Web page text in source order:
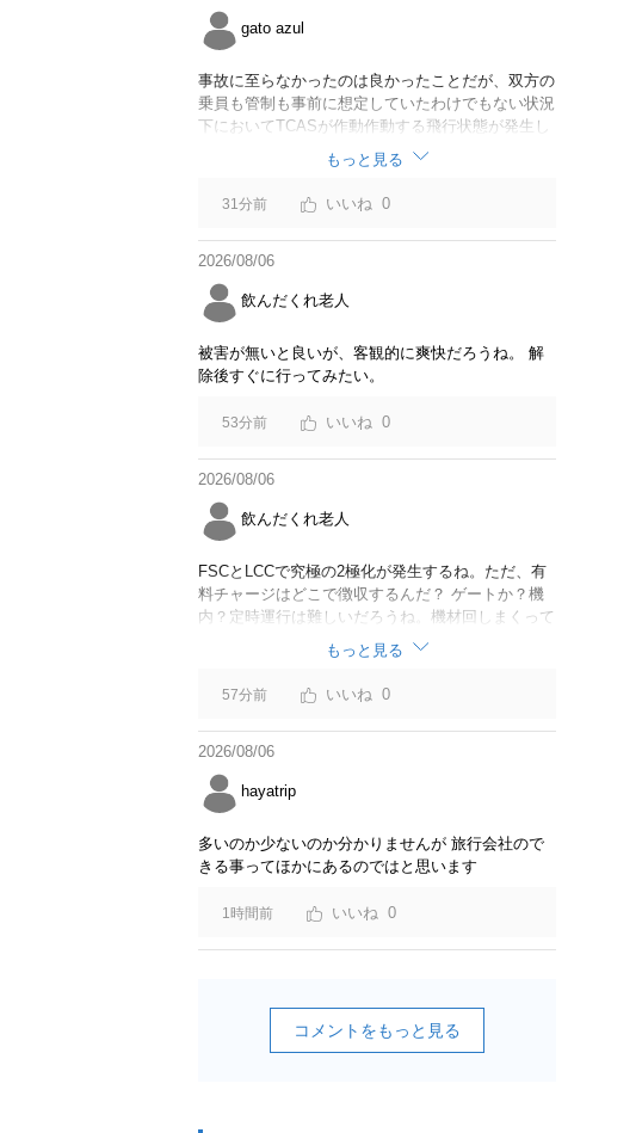
gato azul
事故に至らなかったのは良かったことだが、双方の
乗員も管制も事前に想定していたわけでもない状況
下においてTCASが作動作動する飛行状態が発生し
たことは事実。CABは身内可愛やでこのままうやむ
やにするつもりだろうか？
もっと見る
31分前 0
2026/08/06
飲んだくれ老人
被害が無いと良いが、客観的に爽快だろうね。 解
除後すぐに行ってみたい。
53分前 0
2026/08/06
飲んだくれ老人
FSCとLCCで究極の2極化が発生するね。ただ、有
料チャージはどこで徴収するんだ？ ゲートか？機
内？定時運行は難しいだろうね。機材回しまくって
るからジェットスター豪州路線は全便遅延するんじ
もっと見る
57分前 0
2026/08/06
hayatrip
多いのか少ないのか分かりませんが 旅行会社ので
きる事ってほかにあるのではと思います
1時間前 0
コメントをもっと見る